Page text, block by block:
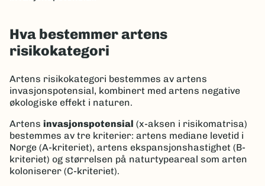
Hva bestemmer artens
risikokategori
Artens risikokategori bestemmes av artens
invasjonspotensial, kombinert med artens negative
økologiske effekt i naturen.
Artens invasjonspotensial (x-aksen i risikomatrisa)
bestemmes av tre kriterier: artens mediane levetid i
Norge (A-kriteriet), artens ekspansjonshastighet (B-
kriteriet) og størrelsen på naturtypeareal som arten
koloniserer (C-kriteriet).